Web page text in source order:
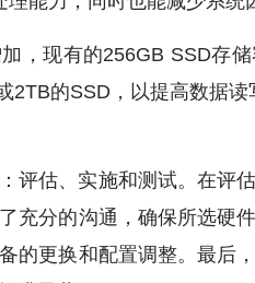
加，现有的256GB SSD存
的SSD，以提高数据读
评估、实施和测试。在评
充分的沟通，确保所选硬
的更换和配置调整。最后